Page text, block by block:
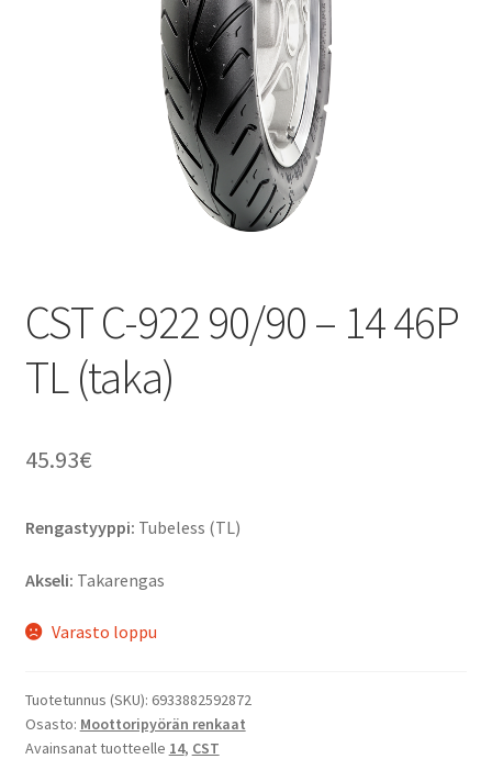
CST C-922 90/90 – 14 46P
TL (taka)
45.93€
Rengastyyppi: Tubeless (TL)
Akseli: Takarengas
Varasto loppu
Tuotetunnus (SKU): 6933882592872
Osasto: Moottoripyörän renkaat
Avainsanat tuotteelle 14, CST